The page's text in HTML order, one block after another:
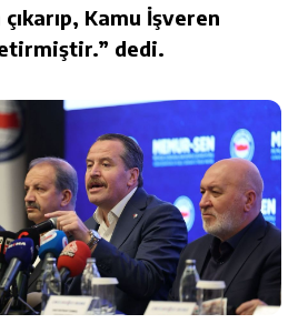
Kamu İşveren
dedi.